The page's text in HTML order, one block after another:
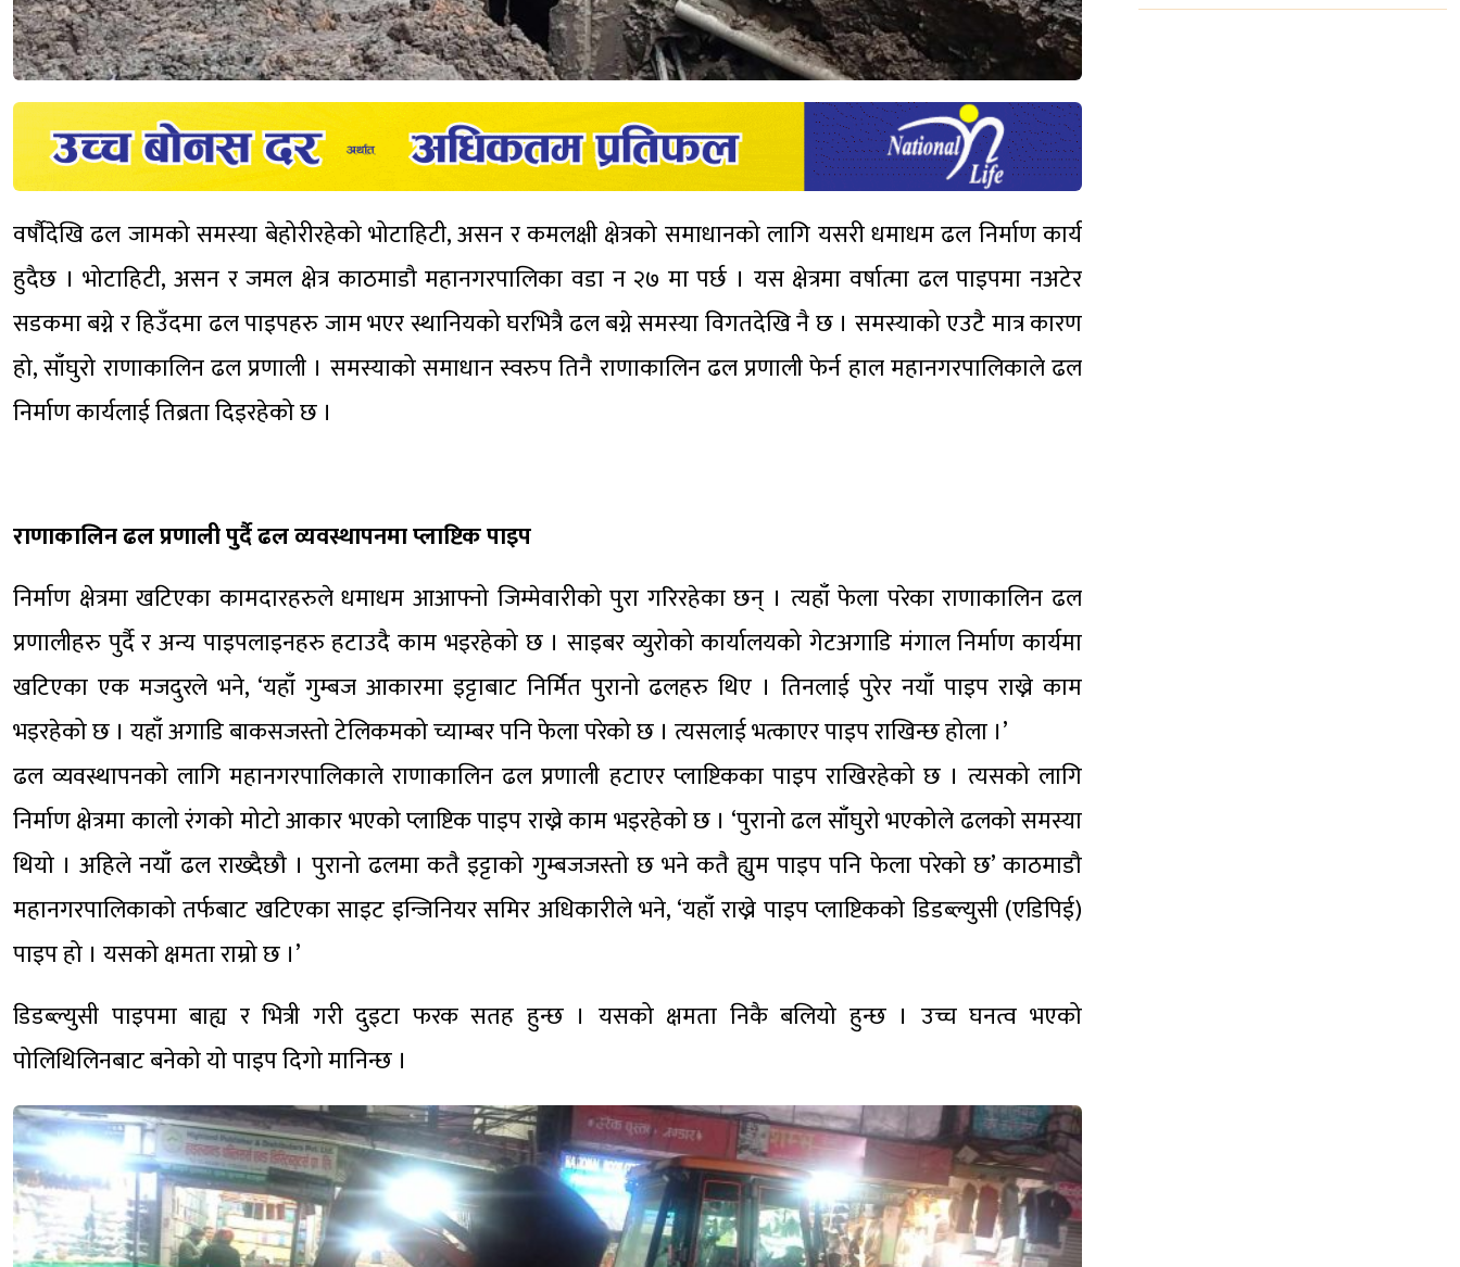
वर्षौदेखि ढल जामको समस्या बेहोरीरहेको भोटाहिटी, असन र कमलक्षी क्षेत्रको समाधानको लागि यसरी धमाधम ढल निर्माण कार्य
हुदैछ । भोटाहिटी, असन र जमल क्षेत्र काठमाडौ महानगरपालिका वडा न २७ मा पर्छ । यस क्षेत्रमा वर्षात्मा ढल पाइपमा नअटेर
सडकमा बग्ने र हिउँदमा ढल पाइपहरु जाम भएर स्थानियको घरभित्रै ढल बग्ने समस्या विगतदेखि नै छ । समस्याको एउटै मात्र कारण
हो, साँघुरो राणाकालिन ढल प्रणाली । समस्याको समाधान स्वरुप तिनै राणाकालिन ढल प्रणाली फेर्न हाल महानगरपालिकाले ढल
निर्माण कार्यलाई तिब्रता दिइरहेको छ ।
राणाकालिन ढल प्रणाली पुर्दै ढल व्यवस्थापनमा प्लाष्टिक पाइप
निर्माण क्षेत्रमा खटिएका कामदारहरुले धमाधम आआफ्नो जिम्मेवारीको पुरा गरिरहेका छन् । त्यहाँ फेला परेका राणाकालिन ढल
प्रणालीहरु पुर्दै र अन्य पाइपलाइनहरु हटाउदै काम भइरहेको छ । साइबर व्युरोको कार्यालयको गेटअगाडि मंगाल निर्माण कार्यमा
खटिएका एक मजदुरले भने, ‘यहाँ गुम्बज आकारमा इट्टाबाट निर्मित पुरानो ढलहरु थिए । तिनलाई पुरेर नयाँ पाइप राख्ने काम
भइरहेको छ । यहाँ अगाडि बाकसजस्तो टेलिकमको च्याम्बर पनि फेला परेको छ । त्यसलाई भत्काएर पाइप राखिन्छ होला ।’
ढल व्यवस्थापनको लागि महानगरपालिकाले राणाकालिन ढल प्रणाली हटाएर प्लाष्टिकका पाइप राखिरहेको छ । त्यसको लागि
निर्माण क्षेत्रमा कालो रंगको मोटो आकार भएको प्लाष्टिक पाइप राख्ने काम भइरहेको छ । ‘पुरानो ढल साँघुरो भएकोले ढलको समस्या
थियो । अहिले नयाँ ढल राख्दैछौ । पुरानो ढलमा कतै इट्टाको गुम्बजजस्तो छ भने कतै ह्युम पाइप पनि फेला परेको छ’ काठमाडौ
महानगरपालिकाको तर्फबाट खटिएका साइट इन्जिनियर समिर अधिकारीले भने, ‘यहाँ राख्ने पाइप प्लाष्टिकको डिडब्ल्युसी (एडिपिई)
पाइप हो । यसको क्षमता राम्रो छ ।’
डिडब्ल्युसी पाइपमा बाह्य र भित्री गरी दुइटा फरक सतह हुन्छ । यसको क्षमता निकै बलियो हुन्छ । उच्च घनत्व भएको
पोलिथिलिनबाट बनेको यो पाइप दिगो मानिन्छ ।